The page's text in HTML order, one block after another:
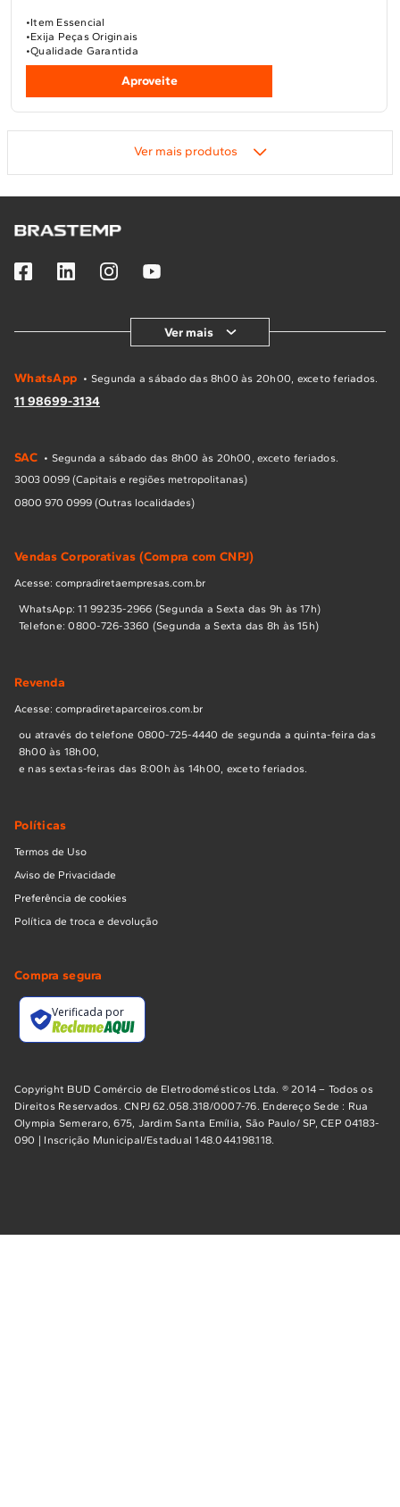
Item Essencial
Exija Peças Originais
Qualidade Garantida
Aproveite
Ver mais
WhatsApp • Segunda a sábado das 8h00 às 20h00, exceto feriados.
11 98699-3134
SAC • Segunda a sábado das 8h00 às 20h00, exceto feriados.
3003 0099 (Capitais e regiões metropolitanas)
0800 970 0999 (Outras localidades)
Vendas Corporativas (Compra com CNPJ)
Acesse: compradiretaempresas.com.br
WhatsApp: 11 99235-2966 (Segunda a Sexta das 9h às 17h)
Telefone: 0800-726-3360 (Segunda a Sexta das 8h às 15h)
Revenda
Acesse: compradiretaparceiros.com.br
ou através do telefone 0800-725-4440 de segunda a quinta-feira das
8h00 às 18h00,
e nas sextas-feiras das 8:00h às 14h00, exceto feriados.
Políticas
Termos de Uso
Aviso de Privacidade
Preferência de cookies
Política de troca e devolução
Compra segura
Verificada por
Copyright BUD Comércio de Eletrodomésticos Ltda. ® 2014 – Todos os
Direitos Reservados. CNPJ 62.058.318/0007-76. Endereço Sede : Rua
Olympia Semeraro, 675, Jardim Santa Emília, São Paulo/ SP, CEP 04183-
090 | Inscrição Municipal/Estadual 148.044.198.118.